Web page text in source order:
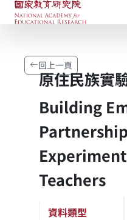
國家教育研究
回上一頁
原住民族實
Building
Teachers
資料類型